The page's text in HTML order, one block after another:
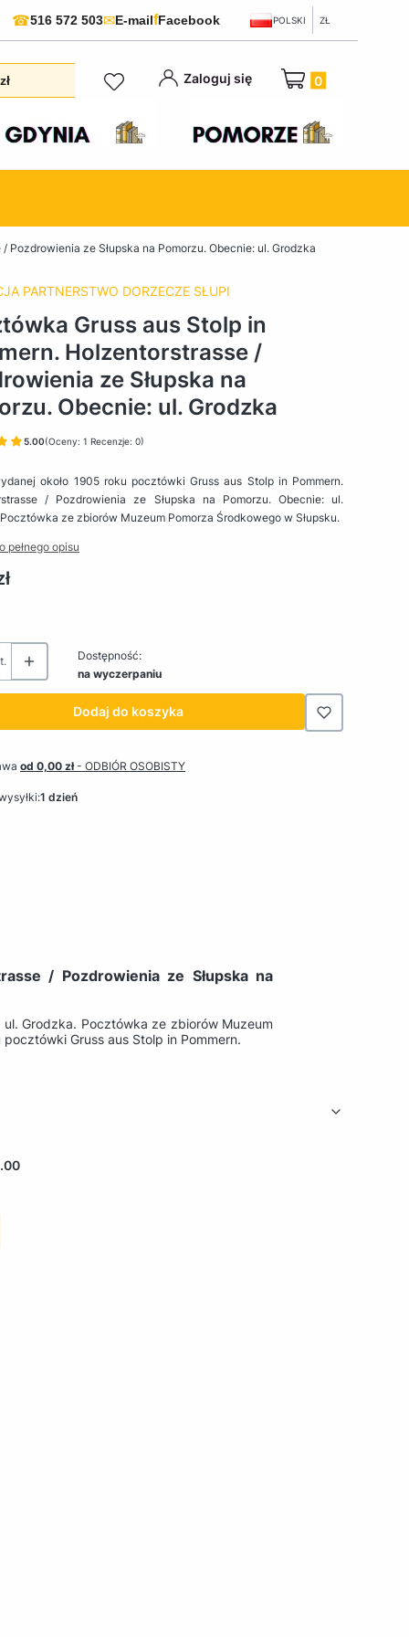
☎516 572 503✉E-mailfFacebook POLSKI ZŁ
Zaloguj się Produkty w
ze Słupska na Pomorzu. Obecnie: ul. Grodzka
PARTNERSTWO DORZECZE SŁUPI
Gruss aus Stolp in
Holzentorstrasse /
ze Słupska na
Obecnie: ul. Grodzka
5.00(Oceny: 1 Recenzje: 0)
około 1905 roku pocztówki Gruss aus Stolp in Pommern.
/ Pozdrowienia ze Słupska na Pomorzu. Obecnie: ul.
ze zbiorów Muzeum Pomorza Środkowego w Słupsku.
pełnego opisu
Dostępność:
na wyczerpaniu
Dodaj do koszyka
od 0,00 zł- ODBIÓR OSOBISTY
1 dzień
/ Pozdrowienia ze Słupska na
Grodzka. Pocztówka ze zbiorów Muzeum
Gruss aus Stolp in Pommern.